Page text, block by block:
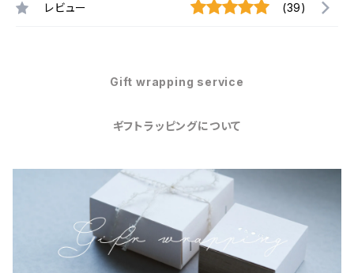
レビュー (39)
Gift wrapping service
ギフトラッピングについて